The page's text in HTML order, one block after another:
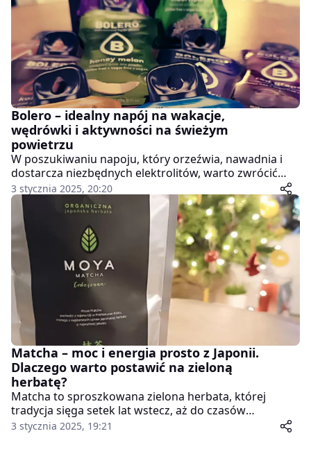
Bolero – idealny napój na wakacje,
wędrówki i aktywności na świeżym
powietrzu
W poszukiwaniu napoju, który orzeźwia, nawadnia i
dostarcza niezbędnych elektrolitów, warto zwrócić
uwagę na Bolero. Ten napój w postaci saszetek to
prawdziwy hit wśród osób aktywnych, turystów i
wszystkich, którzy cenią wygodę i smak. W tym
artykule przyjrzymy się, dlaczego Bolero to doskonały
wybór na wakacje, wędrówki i aktywności na świeżym
powietrzu.
3 stycznia 2025, 20:20
Matcha – moc i energia prosto z Japonii.
Dlaczego warto postawić na zieloną
herbatę?
Matcha to sproszkowana zielona herbata, której
tradycja sięga setek lat wstecz, aż do czasów
japońskich ceremonii herbacianych. Jest unikalna
3 stycznia 2025, 19:21